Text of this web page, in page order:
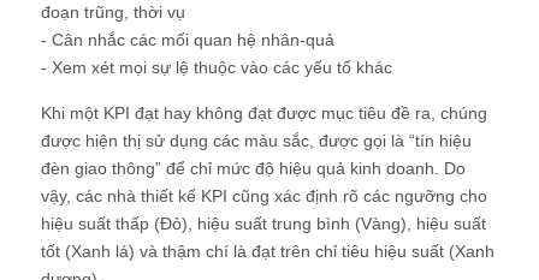
đoạn trũng, thời vụ
- Cân nhắc các mối quan hệ nhân-quả
- Xem xét mọi sự lệ thuộc vào các yếu tố khác
Khi một KPI đạt hay không đạt được mục tiêu đề ra, chúng
được hiện thị sử dụng các màu sắc, được gọi là “tín hiệu
đèn giao thông” để chỉ mức độ hiệu quả kinh doanh. Do
vậy, các nhà thiết kế KPI cũng xác định rõ các ngưỡng cho
hiệu suất thấp (Đỏ), hiệu suất trung bình (Vàng), hiệu suất
tốt (Xanh lá) và thậm chí là đạt trên chỉ tiêu hiệu suất (Xanh